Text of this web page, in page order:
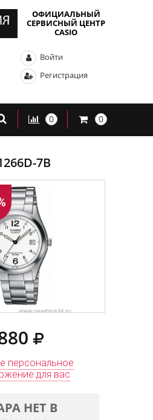
ОФИЦИАЛЬНЫЙ
СЕРВИСНЫЙ ЦЕНТР
CASIO
Войти
Регистрация
0 0
7B
персональное
для вас
НЕТ В